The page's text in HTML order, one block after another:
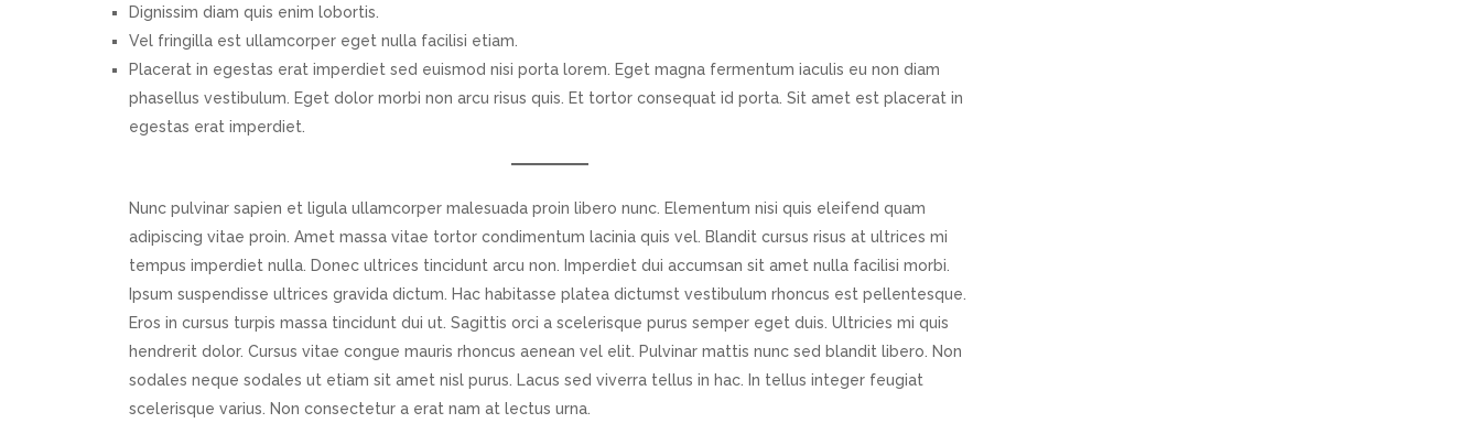
Dignissim diam quis enim lobortis.
Vel fringilla est ullamcorper eget nulla facilisi etiam.
Placerat in egestas erat imperdiet sed euismod nisi porta lorem. Eget magna fermentum iaculis eu non diam
phasellus vestibulum. Eget dolor morbi non arcu risus quis. Et tortor consequat id porta. Sit amet est placerat in
egestas erat imperdiet.
Nunc pulvinar sapien et ligula ullamcorper malesuada proin libero nunc. Elementum nisi quis eleifend quam
adipiscing vitae proin. Amet massa vitae tortor condimentum lacinia quis vel. Blandit cursus risus at ultrices mi
tempus imperdiet nulla. Donec ultrices tincidunt arcu non. Imperdiet dui accumsan sit amet nulla facilisi morbi.
Ipsum suspendisse ultrices gravida dictum. Hac habitasse platea dictumst vestibulum rhoncus est pellentesque.
Eros in cursus turpis massa tincidunt dui ut. Sagittis orci a scelerisque purus semper eget duis. Ultricies mi quis
hendrerit dolor. Cursus vitae congue mauris rhoncus aenean vel elit. Pulvinar mattis nunc sed blandit libero. Non
sodales neque sodales ut etiam sit amet nisl purus. Lacus sed viverra tellus in hac. In tellus integer feugiat
scelerisque varius. Non consectetur a erat nam at lectus urna.